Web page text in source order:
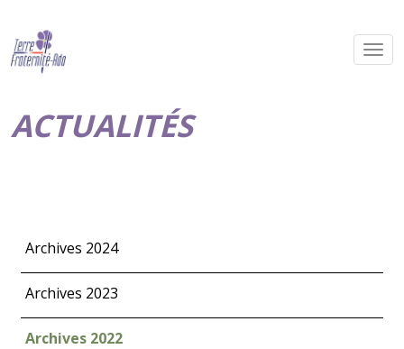
ACTUALITÉS
Archives 2024
Archives 2023
Archives 2022